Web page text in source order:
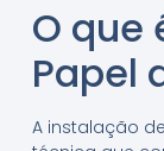
O que
Papel
A instalação